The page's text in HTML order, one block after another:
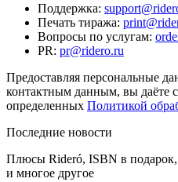
Поддержка:
Печать тиража:
Вопросы по услугам:
PR: pr@ridero.ru
Предоставляя персональные
контактным данным, вы даёте
определенных Политикой
Последние новости
Плюсы Rideró, ISBN в
и многое другое